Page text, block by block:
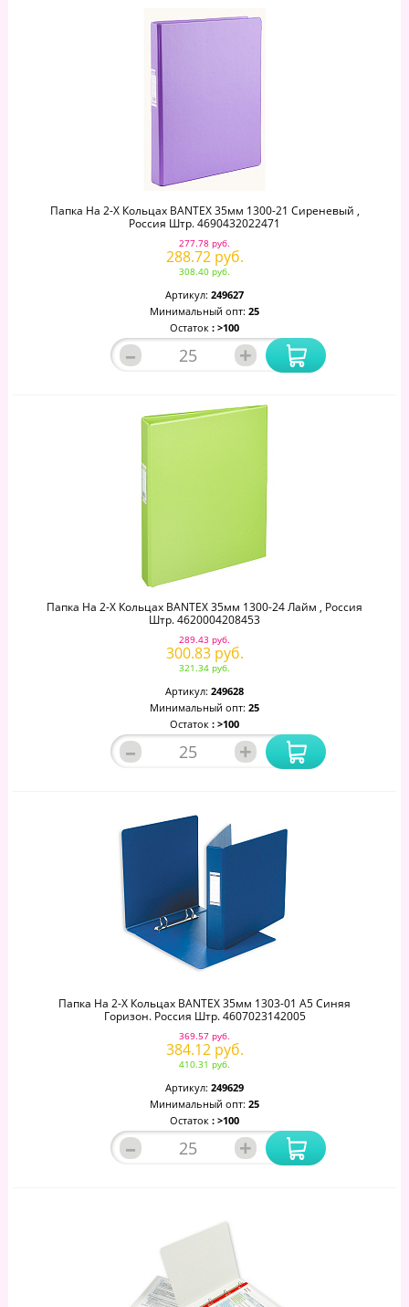
Папка На 2-Х Кольцах BANTEX 35мм 1300-21 Сиреневый ,
Россия Штр. 4690432022471
277.78 руб.
288.72 руб.
308.40 руб.
Артикул: 249627
Минимальный опт: 25
Остаток : >100
– +
Папка На 2-Х Кольцах BANTEX 35мм 1300-24 Лайм , Россия
Штр. 4620004208453
289.43 руб.
300.83 руб.
321.34 руб.
Артикул: 249628
Минимальный опт: 25
Остаток : >100
– +
Папка На 2-Х Кольцах BANTEX 35мм 1303-01 А5 Синяя
Горизон. Россия Штр. 4607023142005
369.57 руб.
384.12 руб.
410.31 руб.
Артикул: 249629
Минимальный опт: 25
Остаток : >100
– +